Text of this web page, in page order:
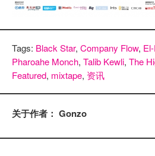
Tags: Black Star, Company Flow,
Pharoahe Monch, Talib Kewli, The
Featured, mixtape, 资讯
关于作者： Gonzo